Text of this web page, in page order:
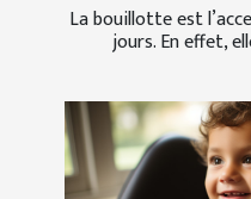
La bouillotte est
jours. En effet,